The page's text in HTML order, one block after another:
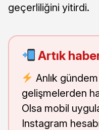
geçerliliğini yitirdi.
Artık
Anlık
gelişmelerden
Olsa mobil
Instagram